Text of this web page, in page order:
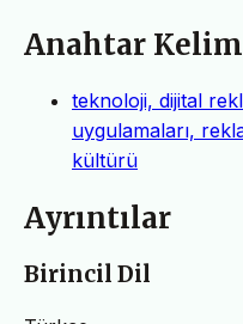
Anahtar
teknoloji, dijital
uygulamaları,
kültürü
Ayrıntılar
Birincil Dil